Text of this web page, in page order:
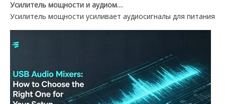
Усилитель мощности и аудиомикшер: в чем разница?
Усилитель мощности усиливает аудиосигналы для питания